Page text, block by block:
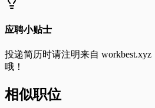
应聘小贴士
投递简历时请注明来自 workbest.xyz
哦！
相似职位